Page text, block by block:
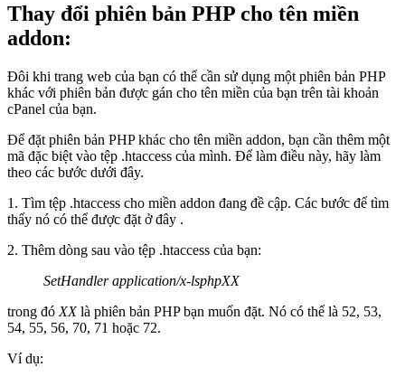
Thay đổi phiên bản PHP cho tên miền
addon:
Đôi khi trang web của bạn có thể cần sử dụng một phiên bản PHP
khác với phiên bản được gán cho tên miền của bạn trên tài khoản
cPanel của bạn.
Để đặt phiên bản PHP khác cho tên miền addon, bạn cần thêm một
mã đặc biệt vào tệp .htaccess của mình. Để làm điều này, hãy làm
theo các bước dưới đây.
1. Tìm tệp .htaccess cho miền addon đang đề cập. Các bước để tìm
thấy nó có thể được đặt ở đây .
2. Thêm dòng sau vào tệp .htaccess của bạn:
SetHandler application/x-lsphpXX
trong đó XXlà phiên bản PHP bạn muốn đặt. Nó có thể là 52, 53,
54, 55, 56, 70, 71 hoặc 72.
Ví dụ: